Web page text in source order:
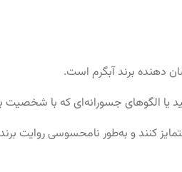
دهنده برند آبگرم است.
یا الگوهای جسورانه‌ای که با
کنند و به‌طور نامحسوسی روایت برند